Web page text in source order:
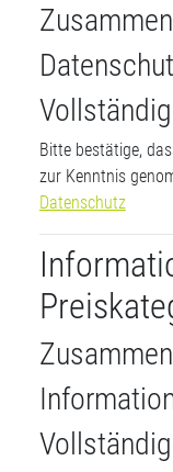
Bitte bestätige,
zur Kenntnis
Datenschutz